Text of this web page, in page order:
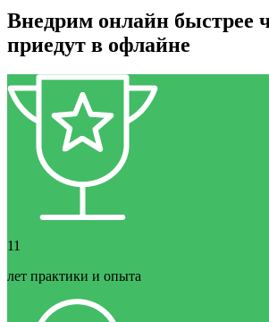
Внедрим онлайн быстрее
приедут в офлайне
11
лет практики и опыта